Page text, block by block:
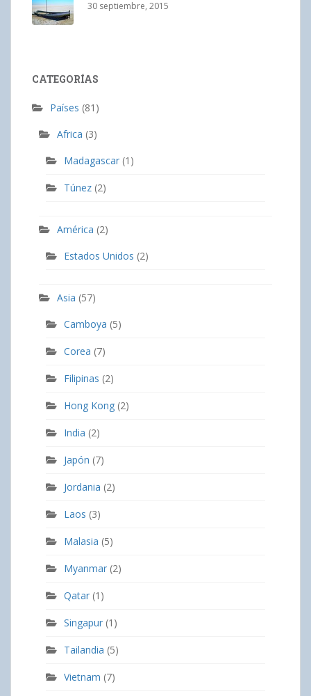
30 septiembre, 2015
CATEGORÍAS
Países (81)
Africa (3)
Madagascar (1)
Túnez (2)
América (2)
Estados Unidos (2)
Asia (57)
Camboya (5)
Corea (7)
Filipinas (2)
Hong Kong (2)
India (2)
Japón (7)
Jordania (2)
Laos (3)
Malasia (5)
Myanmar (2)
Qatar (1)
Singapur (1)
Tailandia (5)
Vietnam (7)